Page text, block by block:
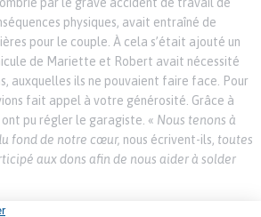
physiques, avait entraîné de
pour le couple. À cela s’était ajouté un
de Mariette et Robert avait nécessité
auxquelles ils ne pouvaient faire face. Pour
fait appel à votre générosité. Grâce à
pu régler le garagiste. « Nous tenons à
fond de notre cœur, nous écrivent-ils, toutes
aux dons afin de nous aider à solder